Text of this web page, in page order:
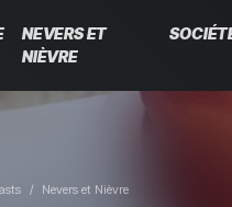
NEVERS ET
NIÈVRE
Nevers et Nièvre